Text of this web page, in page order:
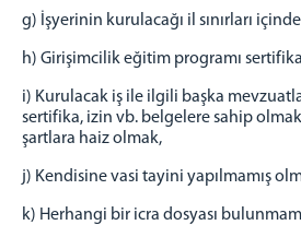
g) İşyerinin kurulacağı il sınırları
h) Girişimcilik eğitim programı
i) Kurulacak iş ile ilgili başka
sertifika, izin vb. belgelere sahip
şartlara haiz olmak,
j) Kendisine vasi tayini yapılmamış
k) Herhangi bir icra dosyası